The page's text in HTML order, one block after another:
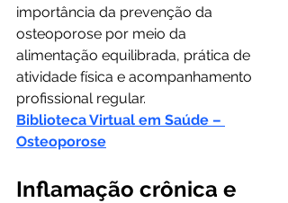
importância da prevenção da
osteoporose por meio da
alimentação equilibrada, prática de
atividade física e acompanhamento
profissional regular.
Biblioteca Virtual em Saúde –
Osteoporose
Inflamação crônica e